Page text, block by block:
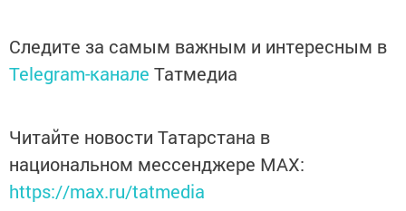
Следите за самым важным и интересным в
Telegram-канале Татмедиа
Читайте новости Татарстана в
национальном мессенджере MАХ:
https://max.ru/tatmedia